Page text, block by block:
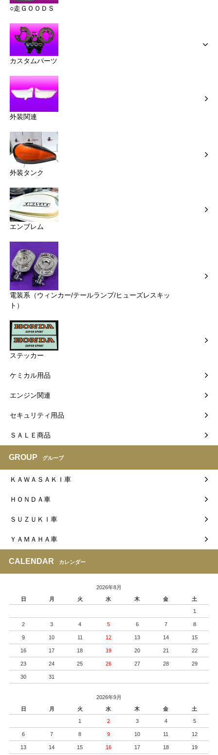
○走ＧＯＯＤＳ
カスタムパーツ
外装関連
外装タンク
エンブレム
電装系（ウィンカー/テールランプ/ヒューズレスキッ
ト）
ステッカー
ケミカル用品
エンジン関連
セキュリティ用品
ＳＡＬＥ商品
GROUP グループ
ＫＡＷＡＳＡＫＩ車
ＨＯＮＤＡ車
ＳＵＺＵＫＩ車
ＹＡＭＡＨＡ車
CALENDAR カレンダー
2026年8月
日
月 火 水 木 金 土
1
2 3 4 5 6 7 8
9 10 11 12 13 14 15
16 17 18 19 20 21 22
23 24 25 26 27 28 29
30 31
2026年9月
日
月 火 水 木 金 土
1 2 3 4 5
6 7 8 9 10 11 12
13 14 15 16 17 18 19